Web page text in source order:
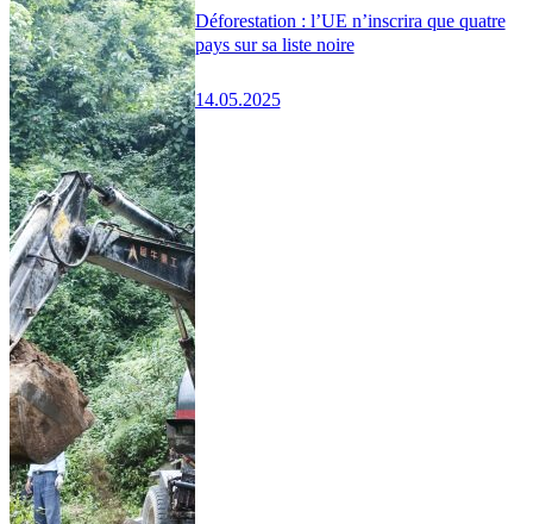
Déforestation : l’UE n’inscrira que quatre
pays sur sa liste noire
14.05.2025